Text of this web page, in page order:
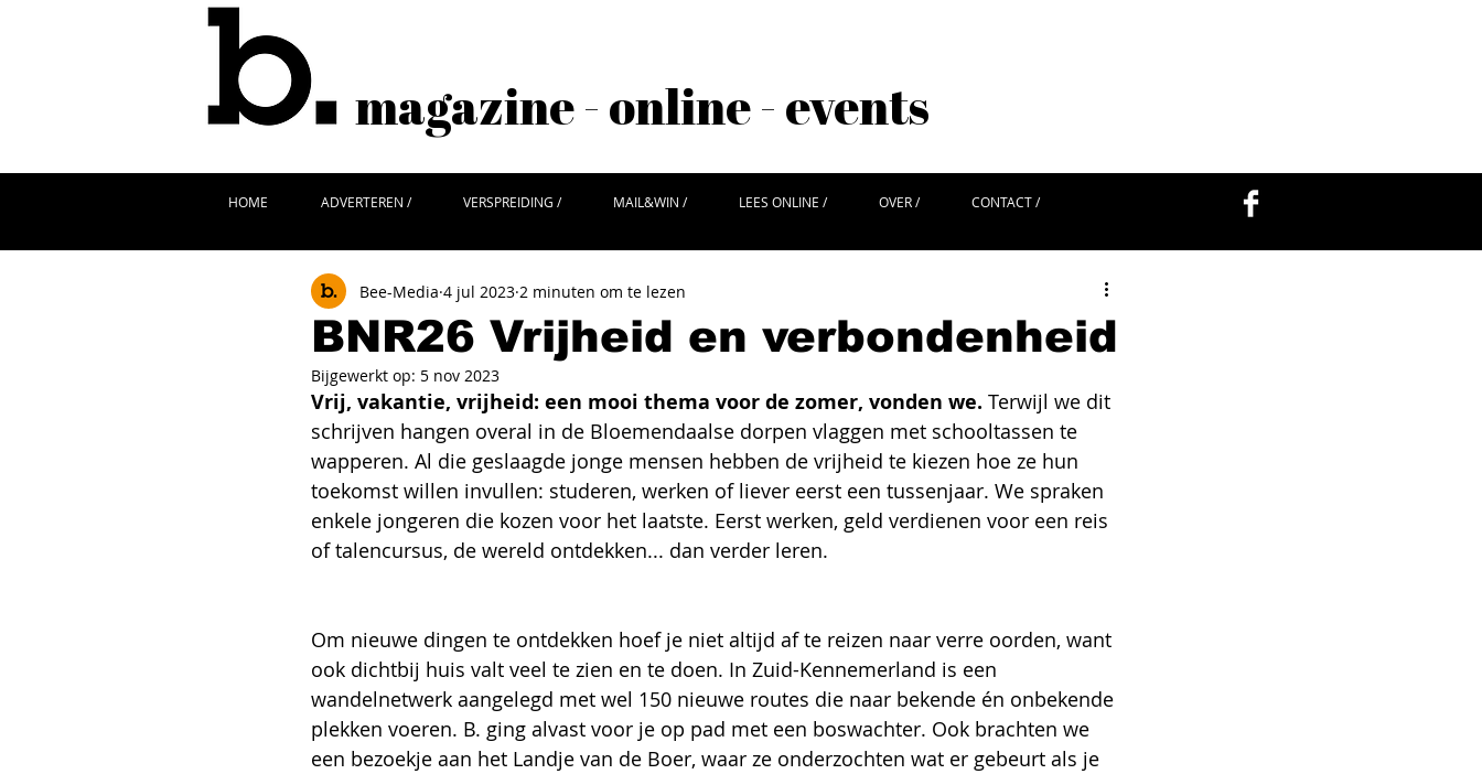
magazine - online - events
HOME ADVERTEREN / VERSPREIDING / MAIL&WIN / LEES ONLINE / OVER / CONTACT /
BNR26 Vrijheid en verbondenheid
Bee-Media 4 jul 2023 2 minuten om te lezen
Bijgewerkt op: 5 nov 2023
Vrij, vakantie, vrijheid: een mooi thema voor de zomer, vonden we. Terwijl we dit
schrijven hangen overal in de Bloemendaalse dorpen vlaggen met schooltassen te
wapperen. Al die geslaagde jonge mensen hebben de vrijheid te kiezen hoe ze hun
toekomst willen invullen: studeren, werken of liever eerst een tussenjaar. We spraken
enkele jongeren die kozen voor het laatste. Eerst werken, geld verdienen voor een reis
of talencursus, de wereld ontdekken... dan verder leren.
Om nieuwe dingen te ontdekken hoef je niet altijd af te reizen naar verre oorden, want
ook dichtbij huis valt veel te zien en te doen. In Zuid-Kennemerland is een
wandelnetwerk aangelegd met wel 150 nieuwe routes die naar bekende én onbekende
plekken voeren. B. ging alvast voor je op pad met een boswachter. Ook brachten we
een bezoekje aan het Landje van de Boer, waar ze onderzochten wat er gebeurt als je